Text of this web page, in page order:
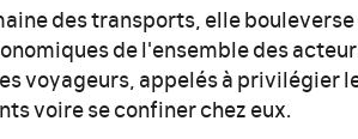
des transports, elle
de l'ensemble des
voyageurs, appelés à privilégier
voire se confiner chez eux.